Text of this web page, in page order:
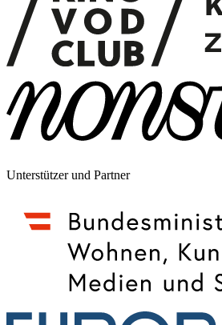
Unterstützer und Partner